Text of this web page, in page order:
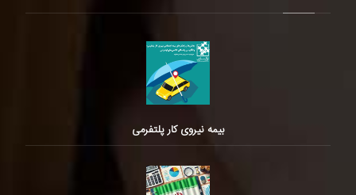
بیمه نیروی کار پلتفرمی